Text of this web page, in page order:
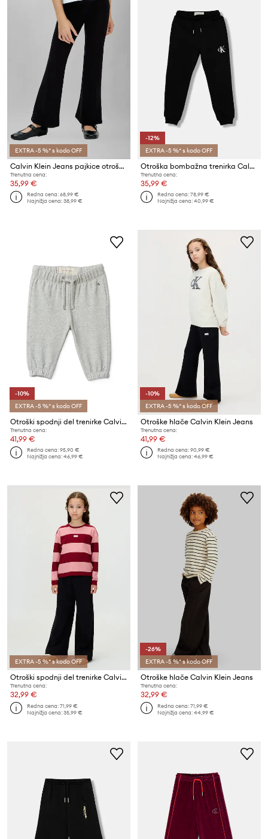
EXTRA -5 %* s kodo OFF
Calvin Klein Jeans pajkice otroške viskozne
Trenutna cena:
35,99 €
Redna cena:68,99 €
Najnižja cena:38,99 €
-12%
EXTRA -5 %* s kodo OFF
Otroška bombažna trenirka Calvin Klein Jeans
Trenutna cena:
35,99 €
Redna cena:78,99 €
Najnižja cena:40,99 €
-10%
EXTRA -5 %* s kodo OFF
Otroški spodnji del trenirke Calvin Klein Jeans
Trenutna cena:
41,99 €
Redna cena:95,90 €
Najnižja cena:46,99 €
-10%
EXTRA -5 %* s kodo OFF
Otroške hlače Calvin Klein Jeans
Trenutna cena:
41,99 €
Redna cena:90,99 €
Najnižja cena:46,99 €
EXTRA -5 %* s kodo OFF
Otroški spodnji del trenirke Calvin Klein Jeans
Trenutna cena:
32,99 €
Redna cena:71,99 €
Najnižja cena:35,99 €
-26%
EXTRA -5 %* s kodo OFF
Otroške hlače Calvin Klein Jeans
Trenutna cena:
32,99 €
Redna cena:71,99 €
Najnižja cena:44,99 €